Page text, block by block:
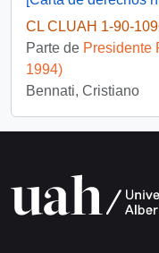
CL CLUAH 1-90-
Parte de Presidente
1994)
Bennati, Cristiano